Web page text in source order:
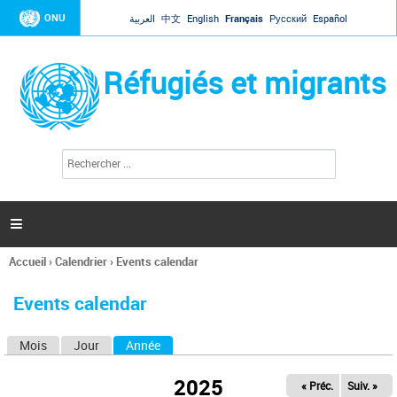
Jump to navigation
ONU العربية 中文 English Français Русский Español
Réfugiés et migrants
l
c
h
e

Vous
ici
Accueil›Calendrier› Events calendar
Events calendar
Mois Jour Année
2025 « Préc. Suiv. »